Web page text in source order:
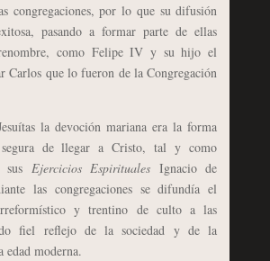
congregaciones, por lo que su difusión
pasando a formar parte de ellas
como Felipe IV y su hijo el
Carlos que lo fueron de la Congregación
la devoción mariana era la forma
de llegar a Cristo, tal y como
sus Ejercicios Espirituales Ignacio de
las congregaciones se difundía el
y trentino de culto a las
fiel reflejo de la sociedad y de la
edad moderna.